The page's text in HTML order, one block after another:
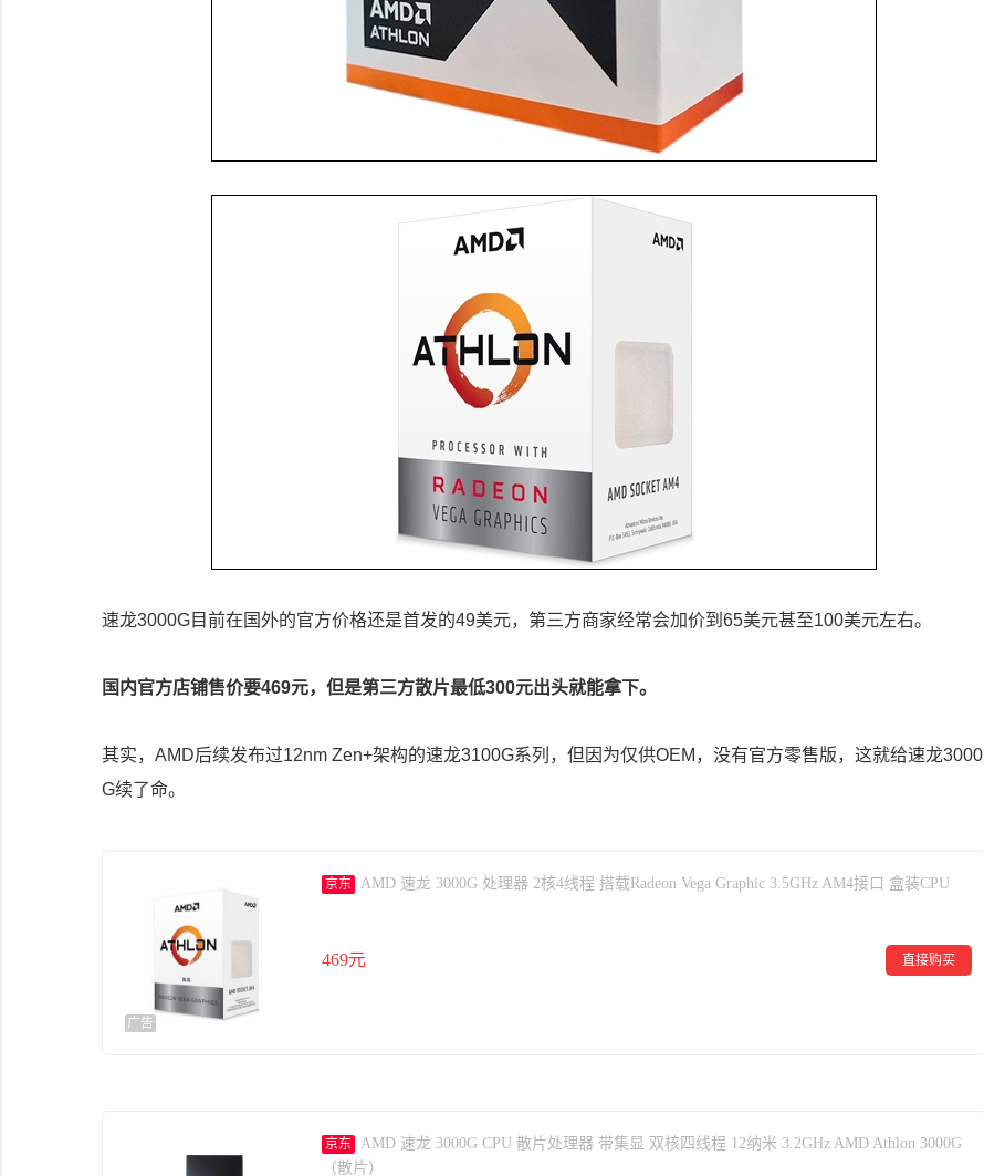
速龙3000G目前在国外的官方价格还是首发的49美元，第三方商家经常会加价到65美元甚至100美元左右。
国内官方店铺售价要469元，但是第三方散片最低300元出头就能拿下。
其实，AMD后续发布过12nm Zen+架构的速龙3100G系列，但因为仅供OEM，没有官方零售版，这就给速龙3000
G续了命。
广告
京东 AMD 速龙 3000G 处理器 2核4线程 搭载Radeon Vega Graphic 3.5GHz AM4接口 盒装CPU
469元 直接购买
京东
AMD 速龙 3000G CPU 散片处理器 带集显 双核四线程 12纳米 3.2GHz AMD Athlon 3000G
（散片）